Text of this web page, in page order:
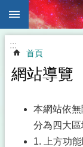
跳到主要內容區塊
:::
首頁
網站導覽
本網站依
分為四大區
1. 上方功